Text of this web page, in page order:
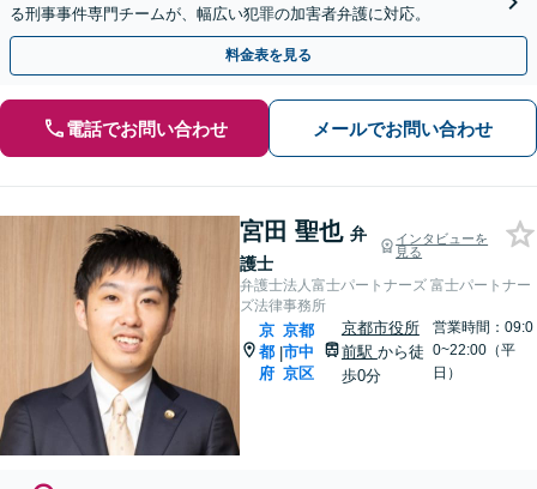
る刑事事件専門チームが、幅広い犯罪の加害者弁護に対応。
料金表を見る
電話でお問い合わせ メールでお問い合わせ
宮田 聖也 弁
護士
インタビューを
見る
弁護士法人富士パートナーズ 富士パートナー
ズ法律事務所
京
都
府
|
京都
市中
京区
京都市役所
前駅 から徒
歩0分
営業時間：09:0
0~22:00（平
日）